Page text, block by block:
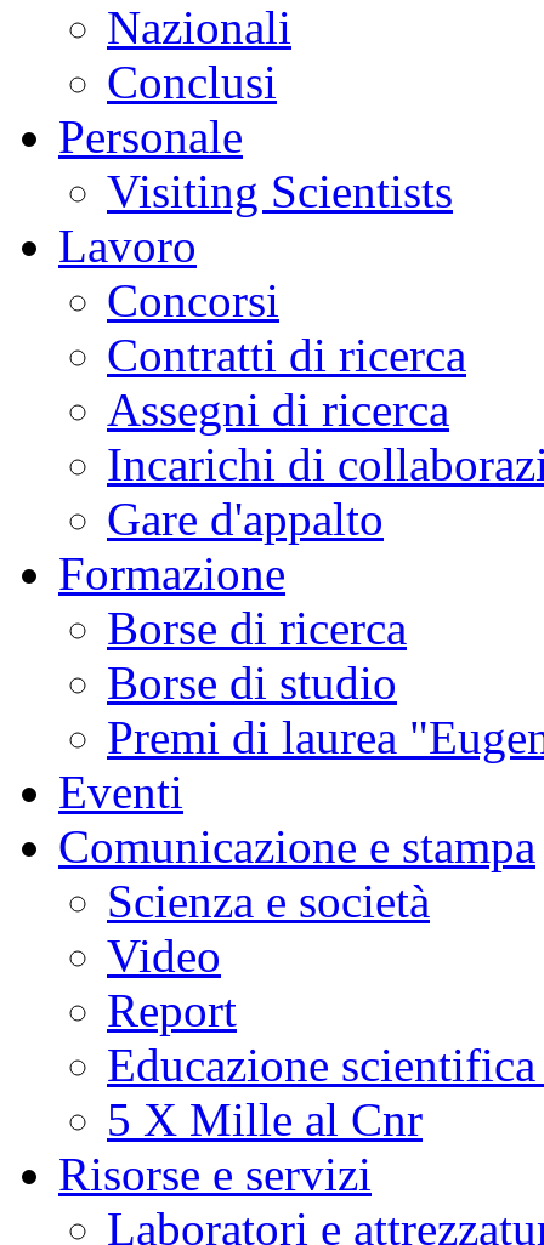
Nazionali
Conclusi
Personale
Visiting Scientists
Lavoro
Concorsi
Contratti di ricerca
Assegni di ricerca
Incarichi di
Gare d'appalto
Formazione
Borse di ricerca
Borse di studio
Premi di laurea
Eventi
Comunicazione e stampa
Scienza e società
Video
Report
Educazione
5 X Mille al Cnr
Risorse e servizi
Laboratori e